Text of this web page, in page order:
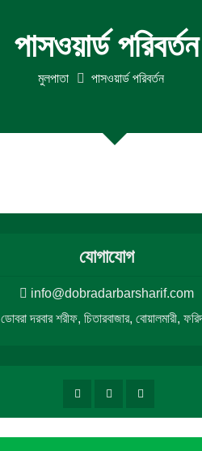
পাসওয়ার্ড পরিবর্তন
মুলপাতা পাসওয়ার্ড পরিবর্তন
যোগাযোগ
info@dobradarbarsharif.com
ডোবরা দরবার শরীফ, চিতারবাজার, বোয়ালমারী,